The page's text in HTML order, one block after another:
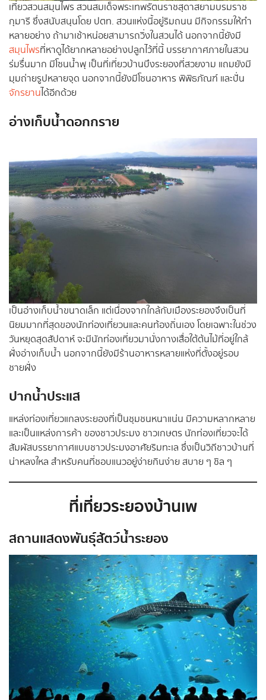
เที่ยวสวนสมุนไพร สวนสมเด็จพระเทพรัตนราชสุดาสยามบรมราช
กุมารี ซึ่งสนับสนุนโดย ปตท. สวนแห่งนี้อยู่ริมถนน มีกิจกรรมให้ทำ
หลายอย่าง ถ้ามาเช้าหน่อยสามารถวิ่งในสวนได้ นอกจากนี้ยังมี
สมุนไพรที่หาดูได้ยากหลายอย่างปลูกไว้ที่นี้ บรรยากาศภายในสวน
ร่มรื่นมาก มีโซนน้ำพุ เป็นที่เที่ยวบ้านบึงระยองที่สวยงาม แถมยังมี
มุมถ่ายรูปหลายจุด นอกจากนี้ยังมีโซนอาหาร พิพิธภัณฑ์ และปั่น
จักรยานได้อีกด้วย
อ่างเก็บน้ำดอกกราย
เป็นอ่างเก็บน้ำขนาดเล็ก แต่เนื่องจากใกล้กับเมืองระยองจึงเป็นที่
นิยมมากที่สุดของนักท่องเที่ยวนและคนท้องถิ่นเอง โดยเฉพาะในช่วง
วันหยุดสุดสัปดาห์ จะมีนักท่องเที่ยวมานั่งกางเสื่อใต้ต้นไม้ที่อยู่ใกล้
ฝั่งอ่างเก็บน้ำ นอกจากนี้ยังมีร้านอาหารหลายแห่งที่ตั้งอยู่รอบ
ชายฝั่ง
ปากน้ำประแส
แหล่งท่องเที่ยวแกลงระยองที่เป็นชุมชนหนาแน่น มีความหลากหลาย
และเป็นแหล่งการค้า ของชาวประมง ชาวเกษตร นักท่องเที่ยวจะได้
สัมผัสบรรยากาศแบบชาวประมงอาศัยริมทะเล ซึ่งเป็นวิถีชาวบ้านที่
น่าหลงใหล สำหรับคนที่ชอบแนวอยู่ง่ายกินง่าย สบาย ๆ ชิล ๆ
ที่เที่ยวระยองบ้านเพ
สถานแสดงพันธุ์สัตว์น้ำระยอง